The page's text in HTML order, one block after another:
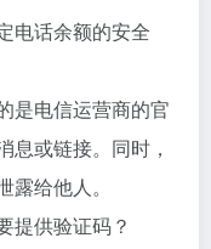
电话余额的安全
是电信运营商的官
息或链接。同时，
给他人。
提供验证码？